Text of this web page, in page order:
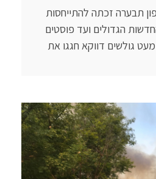
תבערה זכתה להתייחסות
הגדולים ועד פוסטים
גולשים דווקא חגגו את